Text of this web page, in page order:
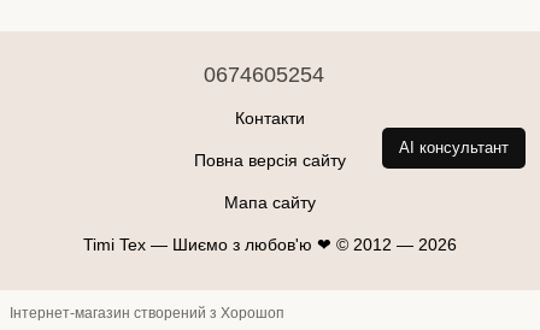
0674605254
Контакти
Повна версія сайту
Мапа сайту
Timi Tex — Шиємо з любов'ю ❤ © 2012 — 2026
Інтернет-магазин створений з Хорошоп
AI консультант